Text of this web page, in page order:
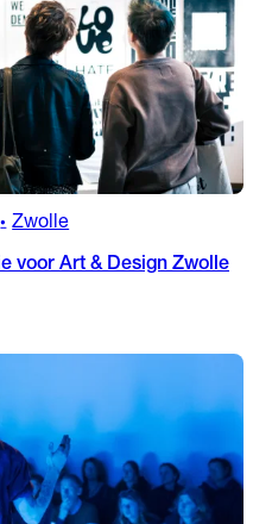
• Zwolle
voor Art & Design Zwolle